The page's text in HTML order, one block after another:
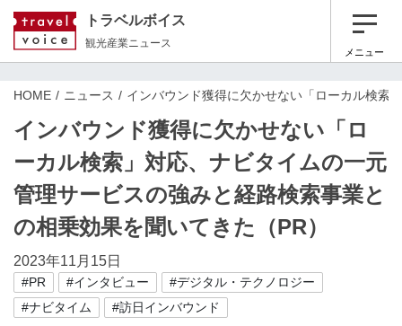
トラベルボイス
観光産業ニュース
メニュー
HOME ニュース インバウンド獲得に欠かせない「ローカル検索
インバウンド獲得に欠かせない「ロ
ーカル検索」対応、ナビタイムの一元
管理サービスの強みと経路検索事業と
の相乗効果を聞いてきた（PR）
2023年11月15日
#PR #インタビュー
#デジタル・テクノロジー
#ナビタイム
#訪日インバウンド